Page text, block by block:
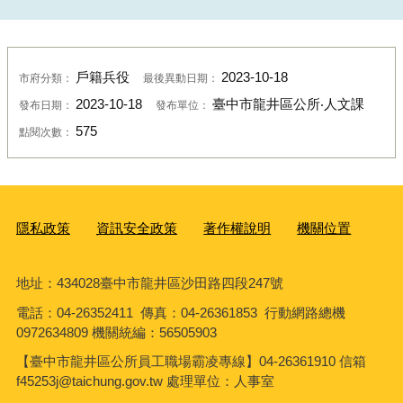
市府分類： 戶籍兵役 最後異動日期： 2023-10-18
發布日期： 2023-10-18 發布單位： 臺中市龍井區公所‧人文課
點閱次數： 575
隱私政策 資訊安全政策 著作權說明 機關位置
地址：434028臺中市龍井區沙田路四段247號
電話：04-26352411 傳真：04-26361853 行動網路總機
0972634809 機關統編：56505903
【臺中市龍井區公所員工職場霸凌專線】04-26361910 信箱
f45253j@taichung.gov.tw 處理單位：人事室